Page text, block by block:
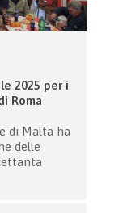
2025 per i
Roma
di Malta ha
delle